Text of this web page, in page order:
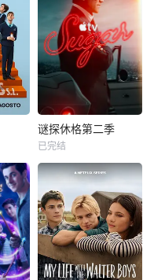
谜探休格第二季
已完结